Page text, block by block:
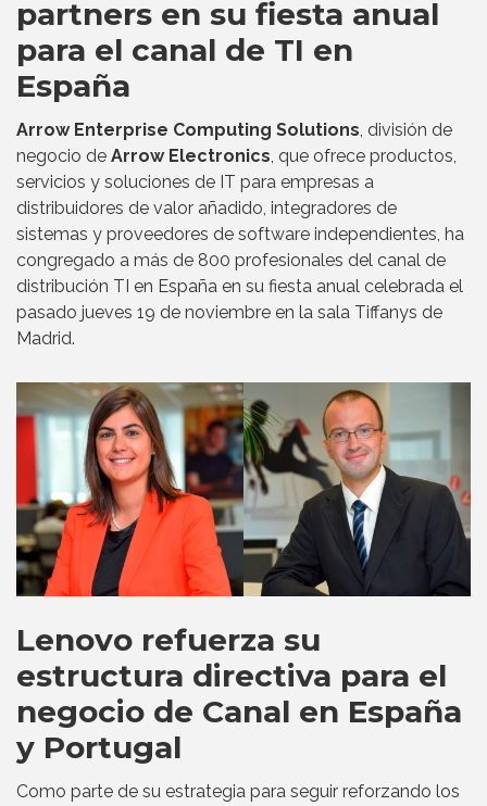
partners en su fiesta anual
para el canal de TI en
España
Arrow Enterprise Computing Solutions , división de
negocio de Arrow Electronics , que ofrece productos,
servicios y soluciones de IT para empresas a
distribuidores de valor añadido, integradores de
sistemas y proveedores de software independientes, ha
congregado a más de 800 profesionales del canal de
distribución TI en España en su fiesta anual celebrada el
pasado jueves 19 de noviembre en la sala Tiffanys de
Madrid.
Lenovo refuerza su
estructura directiva para el
negocio de Canal en España
y Portugal
Como parte de su estrategia para seguir reforzando los